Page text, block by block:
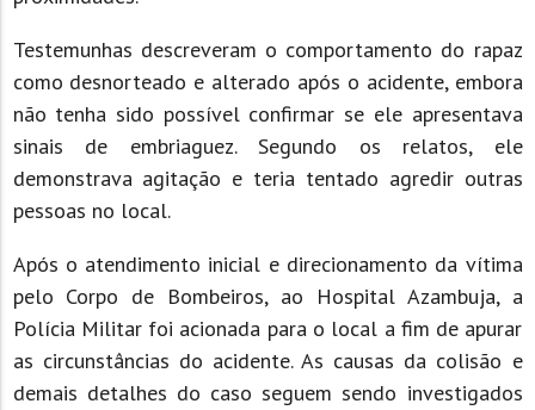
Testemunhas descreveram o comportamento do rapaz
como desnorteado e alterado após o acidente, embora
não tenha sido possível confirmar se ele apresentava
sinais de embriaguez. Segundo os relatos, ele
demonstrava agitação e teria tentado agredir outras
pessoas no local.
Após o atendimento inicial e direcionamento da vítima
pelo Corpo de Bombeiros, ao Hospital Azambuja, a
Polícia Militar foi acionada para o local a fim de apurar
as circunstâncias do acidente. As causas da colisão e
demais detalhes do caso seguem sendo investigados